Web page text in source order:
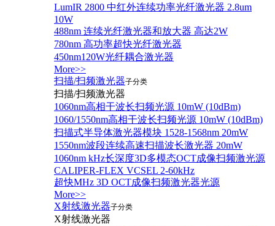
LumIR 2800 中红外连续功率光纤激光器 2.8um
10W
488nm 连续光纤激光器和放大器 高达2W
780nm 高功率超快光纤激光器
450nm120W光纤耦合激光器
More>>
扫描/扫频激光器子分类
扫描/扫频激光器
1060nm高相干波长扫频光源 10mW (10dBm)
1060/1550nm高相干波长扫频光源 10mW (10dBm)
扫描式半导体激光器模块 1528-1568nm 20mW
1550nm波段连续高速扫描波长激光器 20mW
1060nm kHz长深度3D多模态OCT成像扫频激光源
CALIPER-FLEX VCSEL 2-60kHz
超快MHz 3D OCT成像扫频激光器光源
More>>
X射线激光器子分类
X射线激光器